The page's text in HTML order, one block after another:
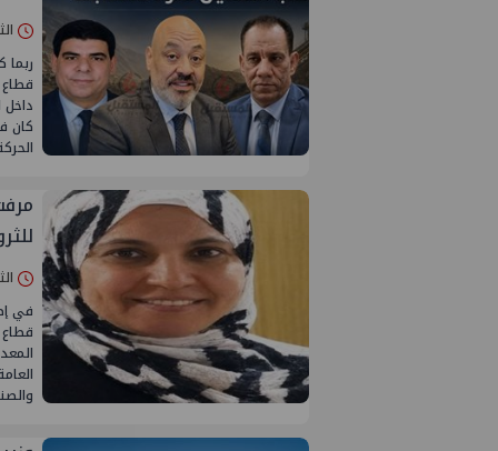
ربما
قطاع
كان
في